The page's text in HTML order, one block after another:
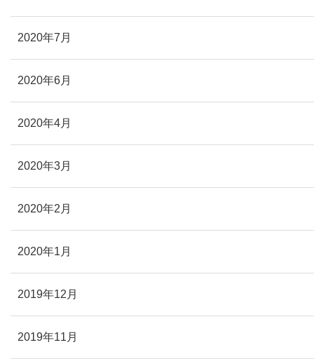
2020年7月
2020年6月
2020年4月
2020年3月
2020年2月
2020年1月
2019年12月
2019年11月